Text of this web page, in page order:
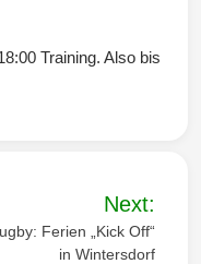
Training. Also bis
Next:
Ferien „Kick Off“
in Wintersdorf